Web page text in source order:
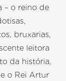
– o reino de
bruxarias,
leitora
da história,
o Rei Artur